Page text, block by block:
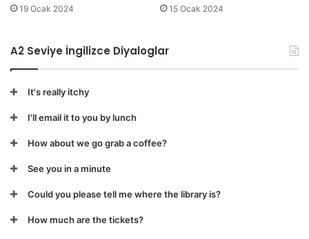
19 Ocak 2024 15 Ocak 2024
A2 Seviye İngilizce Diyaloglar
It's really itchy
I'll email it to you by lunch
How about we go grab a coffee?
See you in a minute
Could you please tell me where the library is?
How much are the tickets?